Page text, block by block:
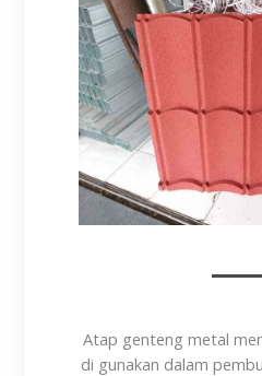
Atap genteng metal
di gunakan dalam